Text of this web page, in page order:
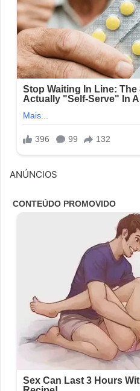
ANÚNCIOS